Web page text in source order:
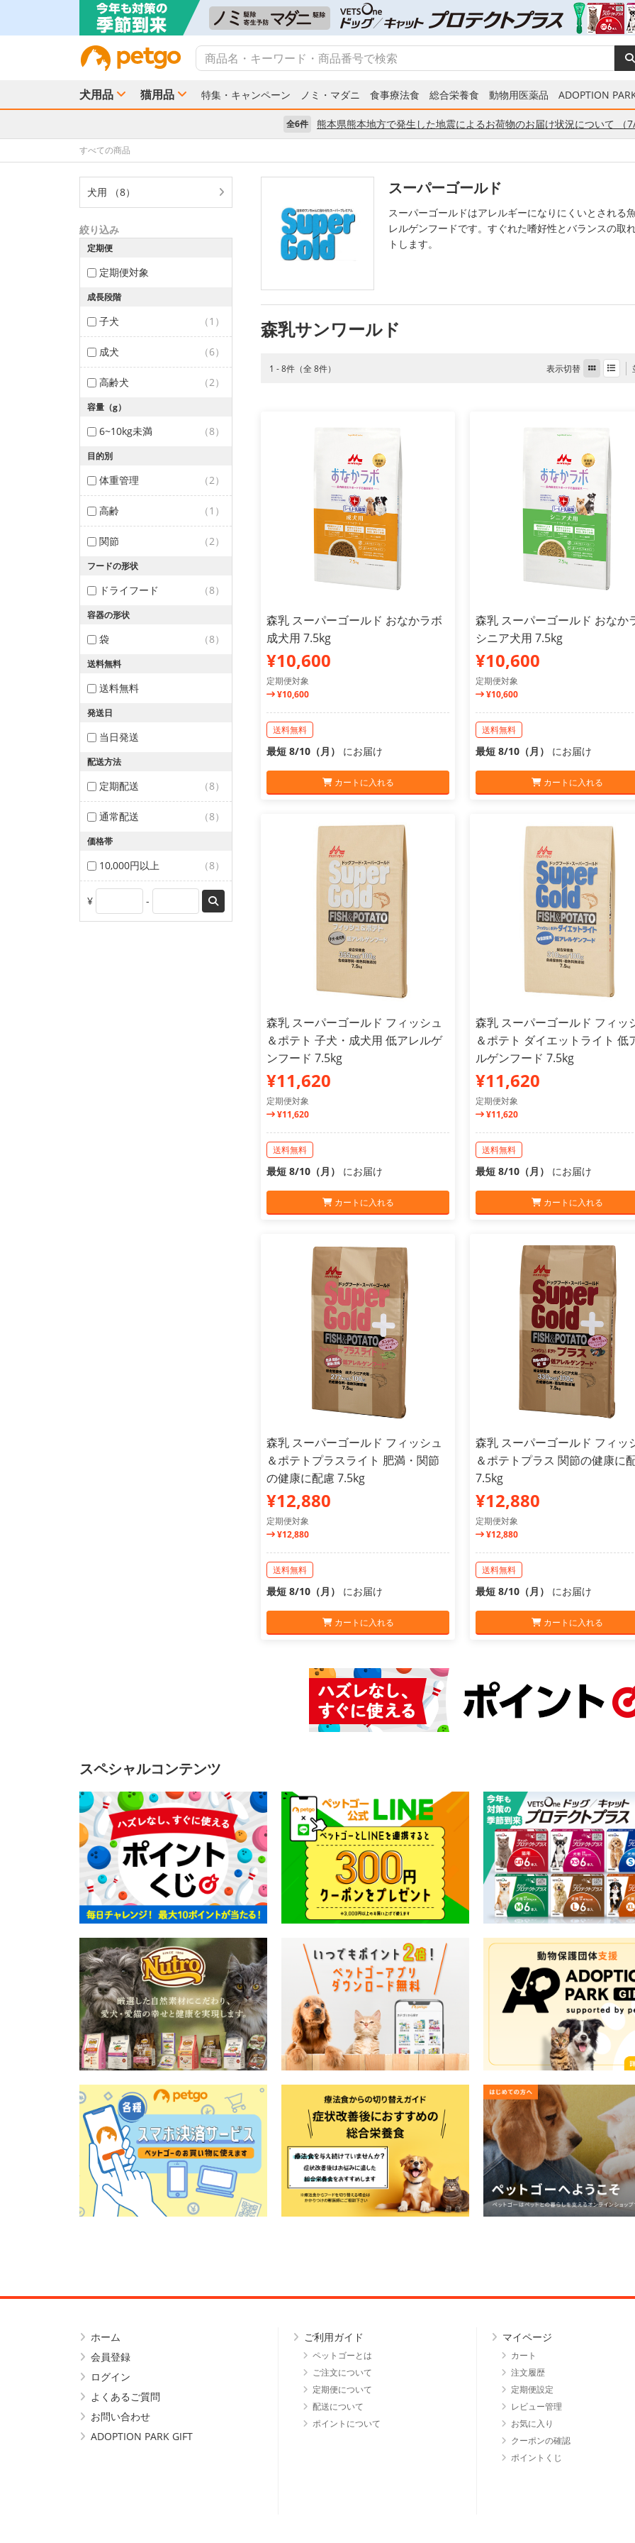
犬用品 猫用品 特集・キャンペーン ノミ・マダニ 食事療法食 総合栄養食 動物用医薬品 ADOPTION
全6件 熊本県熊本地方で発生した地震によるお荷物のお届け状況について （7/
すべての商品
犬用 （8）
絞り込み
定期便
定期便対象
成長段階
子犬 （1）
成犬 （6）
高齢犬 （2）
容量（g）
6~10kg未満 （8）
目的別
体重管理 （2）
高齢 （1）
関節 （2）
フードの形状
ドライフード （8）
容器の形状
袋 （8）
送料無料
送料無料
発送日
当日発送
配送方法
定期配送 （8）
通常配送 （8）
価格帯
10,000円以上 （8）
¥ -
スーパーゴールド
スーパーゴールドはアレルギーになりにくいとされる
レルゲンフードです。すぐれた嗜好性とバランスの取
トします。
森乳サンワールド
1 - 8件（全 8件） 表示切替
森乳 スーパーゴールド おなかラボ
成犬用 7.5kg
¥10,600
定期便対象
¥10,600
送料無料
最短 8/10（月） にお届け
カートに入れる
森乳 スーパーゴールド おなか
シニア犬用 7.5kg
¥10,600
定期便対象
¥10,600
送料無料
最短 8/10（月） にお届け
カートに入れる
森乳 スーパーゴールド フィッシュ
＆ポテト 子犬・成犬用 低アレルゲ
ンフード 7.5kg
¥11,620
定期便対象
¥11,620
送料無料
最短 8/10（月） にお届け
カートに入れる
森乳 スーパーゴールド フィッ
＆ポテト ダイエットライト 低
ルゲンフード 7.5kg
¥11,620
定期便対象
¥11,620
送料無料
最短 8/10（月） にお届け
カートに入れる
森乳 スーパーゴールド フィッシュ
＆ポテトプラスライト 肥満・関節
の健康に配慮 7.5kg
¥12,880
定期便対象
¥12,880
送料無料
最短 8/10（月） にお届け
カートに入れる
森乳 スーパーゴールド フィッ
＆ポテトプラス 関節の健康に
7.5kg
¥12,880
定期便対象
¥12,880
送料無料
最短 8/10（月） にお届け
カートに入れる
スペシャルコンテンツ
ホーム
会員登録
ログイン
よくあるご質問
お問い合わせ
ADOPTION PARK GIFT
ご利用ガイド
ペットゴーとは
ご注文について
定期便について
配送について
ポイントについて
マイページ
カート
注文履歴
定期便設定
レビュー管理
お気に入り
クーポンの確認
ポイントくじ